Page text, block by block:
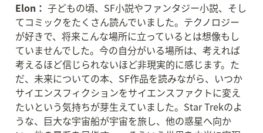
Elon： 子どもの頃、SF小説やファンタジー小説、そし
てコミックをたくさん読んでいました。テクノロジー
が好きで、将来こんな場所に立っているとは想像もし
ていませんでした。今の自分がいる場所は、考えれば
考えるほど信じられないほど非現実的に感じます。た
だ、未来についての本、SF作品を読みながら、いつか
サイエンスフィクションをサイエンスファクトに変え
たいという気持ちが芽生えていました。Star Trekのよ
うな、巨大な宇宙船が宇宙を旅し、他の惑星へ向か